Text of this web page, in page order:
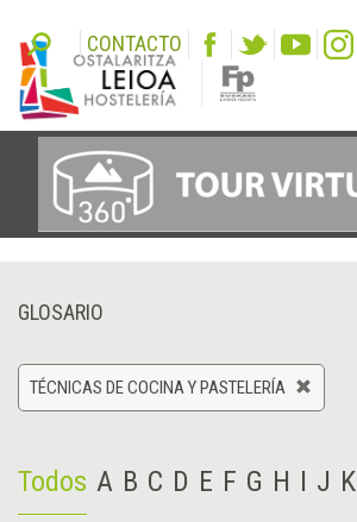
CONTACTO
GLOSARIO
TÉCNICAS DE COCINA Y PASTELERÍA
Todos A B C D E F G H I J K